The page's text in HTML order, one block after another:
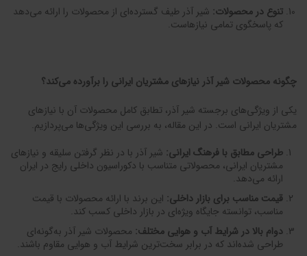
تنوع در محصولات: شیر آذر طیف گسترده‌ای از محصولات را ارائه می‌دهد
که پاسخگوی تمامی نیازهاست.
چگونه محصولات شیر آذر نیازهای مشتریان ایرانی را برآورده می‌کند؟
یکی از ویژگی‌های برجسته شیر آذر، تطابق کامل محصولات آن با نیازهای
مشتریان ایرانی است. در این مقاله، به بررسی این ویژگی‌ها می‌پردازیم.
طراحی مطابق با فرهنگ ایرانی: شیر آذر با در نظر گرفتن سلیقه و نیازهای
مشتریان ایرانی، محصولاتی متناسب با دکوراسیون داخلی رایج در ایران
ارائه می‌دهد.
قیمت مناسب برای بازار داخلی: این برند با ارائه محصولات با قیمت
مناسب، توانسته جایگاه ویژه‌ای در بازار داخلی کسب کند.
دوام بالا در شرایط آب و هوایی مختلف: محصولات شیر آذر به‌گونه‌ای
طراحی شده‌اند که در برابر سخت‌ترین شرایط آب و هوایی مقاوم باشند.